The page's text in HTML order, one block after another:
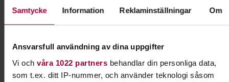
Samtycke Information Reklaminställningar Om
Ansvarsfull användning av dina uppgifter
Vi och våra 1022 partnersbehandlar din personliga data,
som t.ex. ditt IP-nummer, och använder teknologi såsom
Tillgänglighet
Lokalen ligger i en källarlokal med flertal trappor utan hiss.